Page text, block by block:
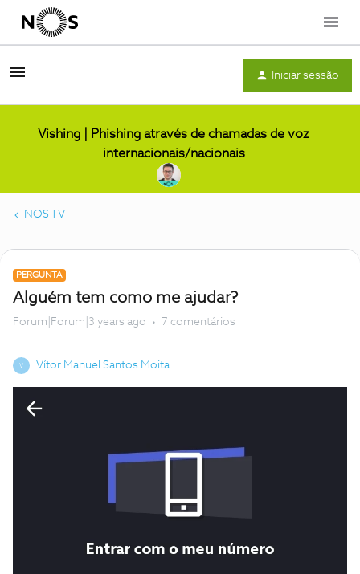
Menu
Iniciar sessão
Vishing | Phishing através de chamadas de voz
internacionais/nacionais
NOS TV
PERGUNTA
Alguém tem como me ajudar?
Forum|Forum|3 years ago 7 comentários
V Vítor Manuel Santos Moita